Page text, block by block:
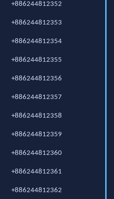
+886244812352
+886244812353
+886244812354
+886244812355
+886244812356
+886244812357
+886244812358
+886244812359
+886244812360
+886244812361
+886244812362